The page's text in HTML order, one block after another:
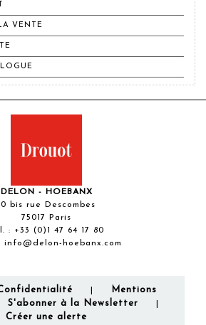
VENTE
DELON - HOEBANX
bis rue Descombes
75017 Paris
: +33 (0)1 47 64 17 80
info@delon-hoebanx.com
Mentions
S'abonner à la Newsletter
Créer une alerte